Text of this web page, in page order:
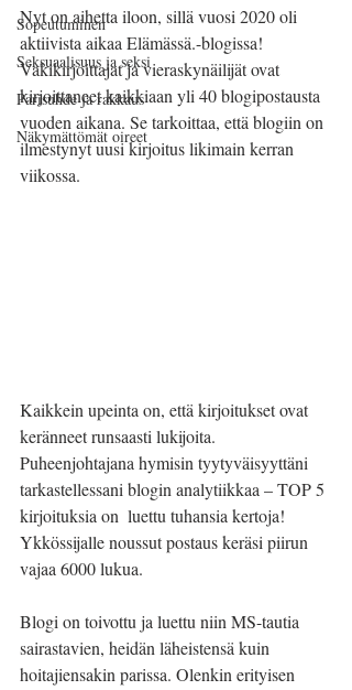
Sopeutuminen
Seksuaalisuus ja seksi
Parisuhde ja rakkaus
Näkymättömät oireet
Nyt on aihetta iloon, sillä vuosi 2020 oli
aktiivista aikaa Elämässä.-blogissa!
Vakikirjoittajat ja vieraskynäilijät ovat
kirjoittaneet kaikkiaan yli 40 blogipostausta
vuoden aikana. Se tarkoittaa, että blogiin on
ilmestynyt uusi kirjoitus likimain kerran
viikossa.
Kaikkein upeinta on, että kirjoitukset ovat
keränneet runsaasti lukijoita.
Puheenjohtajana hymisin tyytyväisyyttäni
tarkastellessani blogin analytiikkaa – TOP 5
kirjoituksia on  luettu tuhansia kertoja!
Ykkössijalle noussut postaus keräsi piirun
vajaa 6000 lukua.
Blogi on toivottu ja luettu niin MS-tautia
sairastavien, heidän läheistensä kuin
hoitajiensakin parissa. Olenkin erityisen